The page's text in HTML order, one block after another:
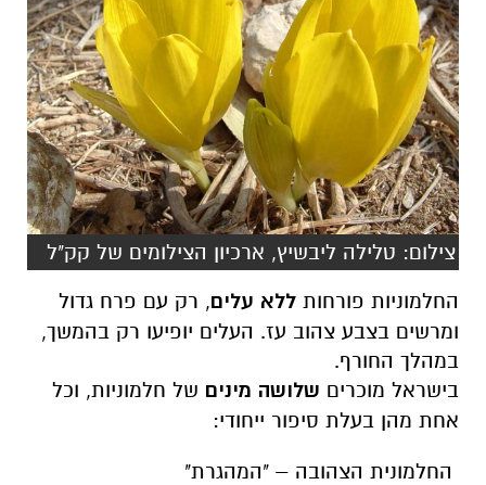
צילום: טלילה ליבשיץ, ארכיון הצילומים של קק"ל
החלמוניות פורחות ללא עלים, רק עם פרח גדול
ומרשים בצבע צהוב עז. העלים יופיעו רק בהמשך,
במהלך החורף.
בישראל מוכרים שלושה מינים של חלמוניות, וכל
אחת מהן בעלת סיפור ייחודי:
החלמונית הצהובה – "המהגרת"